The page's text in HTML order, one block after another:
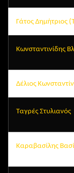
Γάτος Δημήτριος
Κωνσταντινίδης
Δέλιος
Ταγρές Στυλιανός
Καραβασίλης